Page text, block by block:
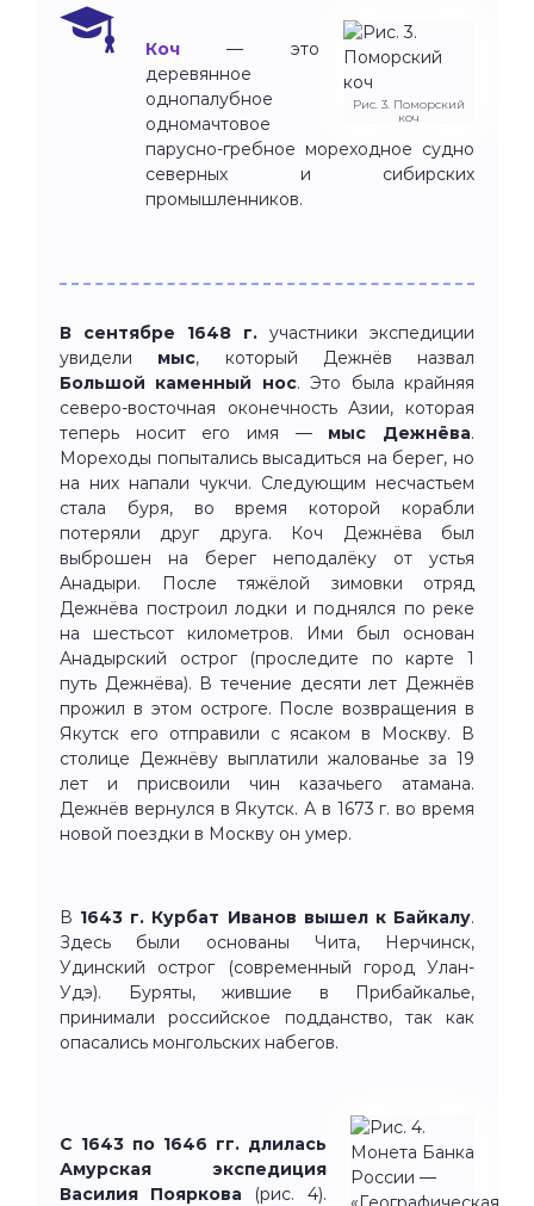
Рис. 3. Поморский
коч
Коч — это
деревянное
однопалубное
одномачтовое
парусно-гребное мореходное судно
северных и сибирских
промышленников.
В сентябре 1648 г. участники экспедиции
увидели мыс, который Дежнёв назвал
Большой каменный нос. Это была крайняя
северо-восточная оконечность Азии, которая
теперь носит его имя — мыс Дежнёва.
Мореходы попытались высадиться на берег, но
на них напали чукчи. Следующим несчастьем
стала буря, во время которой корабли
потеряли друг друга. Коч Дежнёва был
выброшен на берег неподалёку от устья
Анадыри. После тяжёлой зимовки отряд
Дежнёва построил лодки и поднялся по реке
на шестьсот километров. Ими был основан
Анадырский острог (проследите по карте 1
путь Дежнёва). В течение десяти лет Дежнёв
прожил в этом остроге. После возвращения в
Якутск его отправили с ясаком в Москву. В
столице Дежнёву выплатили жалованье за 19
лет и присвоили чин казачьего атамана.
Дежнёв вернулся в Якутск. А в 1673 г. во время
новой поездки в Москву он умер.
В 1643 г. Курбат Иванов вышел к Байкалу.
Здесь были основаны Чита, Нерчинск,
Удинский острог (современный город Улан-
Удэ). Буряты, жившие в Прибайкалье,
принимали российское подданство, так как
опасались монгольских набегов.
С 1643 по 1646 гг. длилась
Амурская экспедиция
Василия Пояркова (рис. 4).